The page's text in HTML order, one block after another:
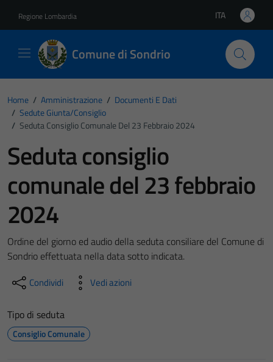
Regione Lombardia Lingua attiva:
ITA
Comune di Sondrio
Home / Amministrazione / Documenti E Dati
/ Sedute Giunta/consiglio
/ Seduta Consiglio Comunale Del 23 Febbraio 2024
Seduta consiglio
comunale del 23 febbraio
2024
Ordine del giorno ed audio della seduta consiliare del Comune di
Sondrio effettuata nella data sotto indicata.
Condividi Vedi azioni
Tipo di seduta
Consiglio Comunale